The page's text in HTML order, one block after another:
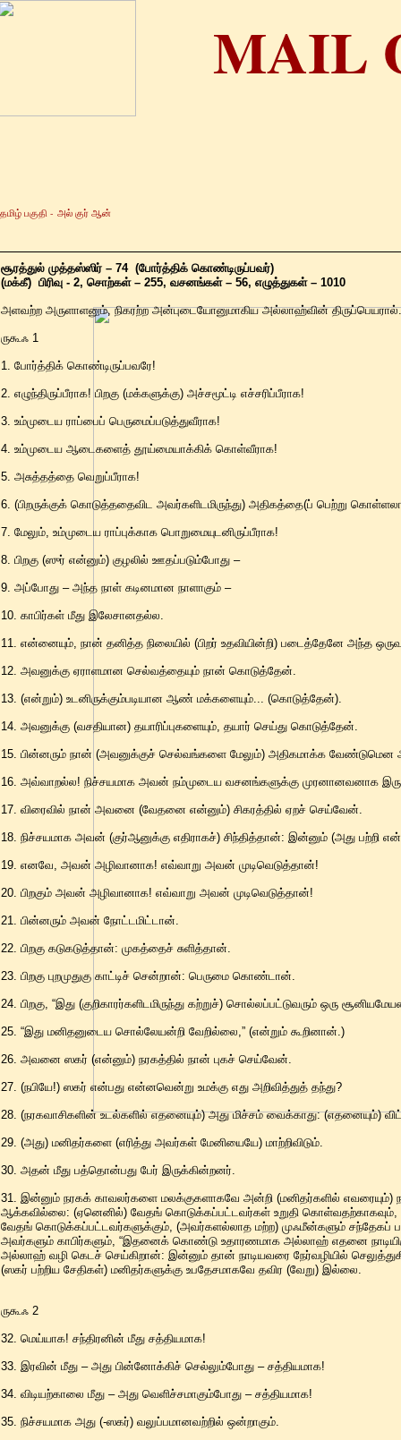
MAIL
சூரத்துல் முத்தஸ்ஸிர் – 74 (போர்த்திக் கொண்டிருப்பவர்)
(மக்கீ) பிரிவு - 2, சொற்கள் – 255, வசனங்கள் – 56, எழுத்துகள் – 1010
அளவற்ற அருளாளனும், நிகரற்ற அன்புடையோனுமாகிய அல்லாஹ்வின்
ருகூஃ 1
1. போர்த்திக் கொண்டிருப்பவரே!
2. எழுந்திருப்பீராக! பிறகு (மக்களுக்கு) அச்சமூட்டி எச்சரிப்பீராக!
3. உம்முடைய ராப்பைப் பெருமைப்படுத்துவீராக!
4. உம்முடைய ஆடைகளைத் தூய்மையாக்கிக் கொள்வீராக!
5. அசுத்தத்தை வெறுப்பீராக!
6. (பிறருக்குக் கொடுத்ததைவிட அவர்களிடமிருந்து) அதிகத்தை(ப் பெற்று
7. மேலும், உம்முடைய ராப்புக்காக பொறுமையுடனிருப்பீராக!
8. பிறகு (ஸுர் என்னும்) குழலில் ஊதப்படும்போது –
9. அப்போது – அந்த நாள் கடினமான நாளாகும் –
10. காபிர்கள் மீது இலேசானதல்ல.
11. என்னையும், நான் தனித்த நிலையில் (பிறர் உதவியின்றி) படைத்தேனே அந்த
12. அவனுக்கு ஏராளமான செல்வத்தையும் நான் கொடுத்தேன்.
13. (என்றும்) உடனிருக்கும்படியான ஆண் மக்களையும்... (கொடுத்தேன்).
14. அவனுக்கு (வசதியான) தயாரிப்புகளையும், தயார் செய்து கொடுத்தேன்.
15. பின்னரும் நான் (அவனுக்குச் செல்வங்களை மேலும்) அதிகமாக்க வேண்டுமென
16. அவ்வாறல்ல! நிச்சயமாக அவன் நம்முடைய வசனங்களுக்கு முரனானவனாக
17. விரைவில் நான் அவனை (வேதனை என்னும்) சிகரத்தில் ஏறச் செய்வேன்.
18. நிச்சயமாக அவன் (குர்ஆனுக்கு எதிராகச்) சிந்தித்தான்: இன்னும் (அது
19. எனவே, அவன் அழிவானாக! எவ்வாறு அவன் முடிவெடுத்தான்!
20. பிறகும் அவன் அழிவானாக! எவ்வாறு அவன் முடிவெடுத்தான்!
21. பின்னரும் அவன் நோட்டமிட்டான்.
22. பிறகு கடுகடுத்தான்: முகத்தைச் சுளித்தான்.
23. பிறகு புறமுதுகு காட்டிச் சென்றான்: பெருமை கொண்டான்.
24. பிறகு, “இது (குறிகாரர்களிடமிருந்து கற்றுச்) சொல்லப்பட்டுவரும் ஒரு
25. “இது மனிதனுடைய சொல்லேயன்றி வேறில்லை,” (என்றும் கூறினான்.)
26. அவனை ஸகர் (என்னும்) நரகத்தில் நான் புகச் செய்வேன்.
27. (நபியே!) ஸகர் என்பது என்னவென்று உமக்கு எது அறிவித்துத் தந்து?
28. (நரகவாசிகளின் உடல்களில் எதனையும்) அது மிச்சம் வைக்காது: (எதனையும்)
29. (அது) மனிதர்களை (எரித்து அவர்கள் மேனியையே) மாற்றிவிடும்.
30. அதன் மீது பத்தொன்பது பேர் இருக்கின்றனர்.
31. இன்னும் நரகக் காவலர்களை மலக்குகளாகவே அன்றி (மனிதர்களில்
ஆக்கவில்லை: (ஏனெனில்) வேதங் கொடுக்கப்பட்டவர்கள் உறுதி
வேதங் கொடுக்கப்பட்டவர்களுக்கும், (அவர்களல்லாத மற்ற) முஃமீன்களும் சந்தேகப்
அவர்களும் காபிர்களும், “இதனைக் கொண்டு உதாரணமாக அல்லாஹ் எதனை
அல்லாஹ் வழி கெடச் செய்கிறான்: இன்னும் தான் நாடியவரை நேர்வழியில்
(ஸகர் பற்றிய சேதிகள்) மனிதர்களுக்கு உபதேசமாகவே தவிர (வேறு) இல்லை.
ருகூஃ 2
32. மெய்யாக! சந்திரனின் மீது சத்தியமாக!
33. இரவின் மீது – அது பின்னோக்கிச் செல்லும்போது – சத்தியமாக!
34. விடியற்காலை மீது – அது வெளிச்சமாகும்போது – சத்தியமாக!
35. நிச்சயமாக அது (-ஸகர்) வலுப்பமானவற்றில் ஒன்றாகும்.
தமிழ் பகுதி - அல் குர் ஆன்